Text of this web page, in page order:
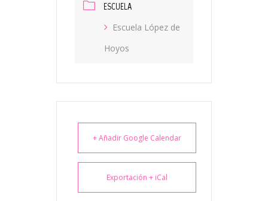
ESCUELA
Escuela López de
Hoyos
+ Añadir Google Calendar
Exportación + iCal